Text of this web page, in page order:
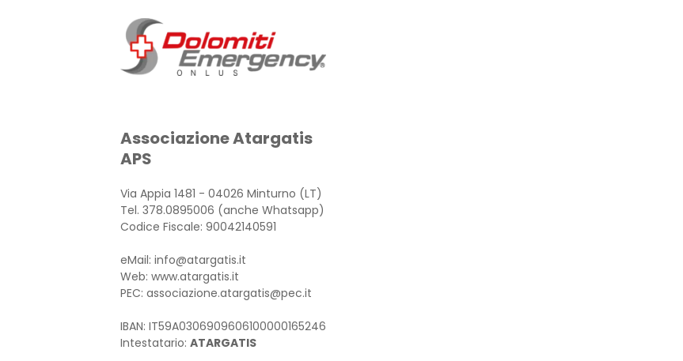
Associazione Atargatis
APS
Via Appia 1481 - 04026 Minturno (LT)
Tel. 378.0895006 (anche Whatsapp)
Codice Fiscale: 90042140591
eMail: info@atargatis.it
Web: www.atargatis.it
PEC: associazione.atargatis@pec.it
IBAN: IT59A0306909606100000165246
Intestatario: ATARGATIS